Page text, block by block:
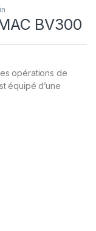
BV300
opérations de
équipé d’une